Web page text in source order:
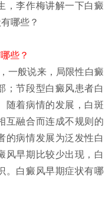
，李作梅讲解一下白癜
哪些？
些？
般说来，局限性白癜
；节段型白癜风患者白
随着病情的发展，白斑
互融合而连成不规则的
的病情发展为泛发性白
风早期比较少出现，白
。白癜风早期症状有哪